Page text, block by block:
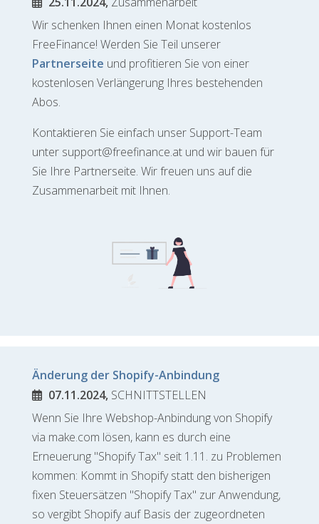
Wir schenken Ihnen einen Monat kostenlos
FreeFinance! Werden Sie Teil unserer
Partnerseite und profitieren Sie von einer
kostenlosen Verlängerung Ihres bestehenden
Abos.
Kontaktieren Sie einfach unser Support-Team
unter support@freefinance.at und wir bauen für
Sie Ihre Partnerseite. Wir freuen uns auf die
Zusammenarbeit mit Ihnen.
Änderung der Shopify-Anbindung
07.11.2024, SCHNITTSTELLEN
Wenn Sie Ihre Webshop-Anbindung von Shopify
via make.com lösen, kann es durch eine
Erneuerung "Shopify Tax" seit 1.11. zu Problemen
kommen: Kommt in Shopify statt den bisherigen
fixen Steuersätzen "Shopify Tax" zur Anwendung,
so vergibt Shopify auf Basis der zugeordneten